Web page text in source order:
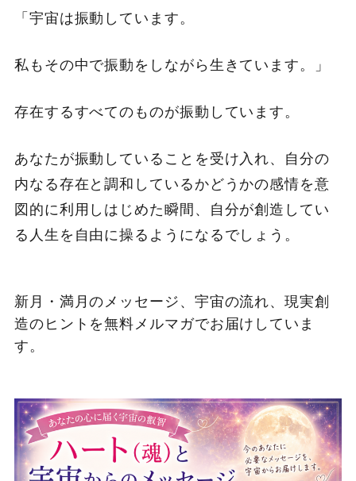
「宇宙は振動しています。
私もその中で振動をしながら生きています。」
存在するすべてのものが振動しています。
あなたが振動していることを受け入れ、自分の
内なる存在と調和しているかどうかの感情を意
図的に利用しはじめた瞬間、自分が創造してい
る人生を自由に操るようになるでしょう。
新月・満月のメッセージ、宇宙の流れ、現実創
造のヒントを無料メルマガでお届けしていま
す。